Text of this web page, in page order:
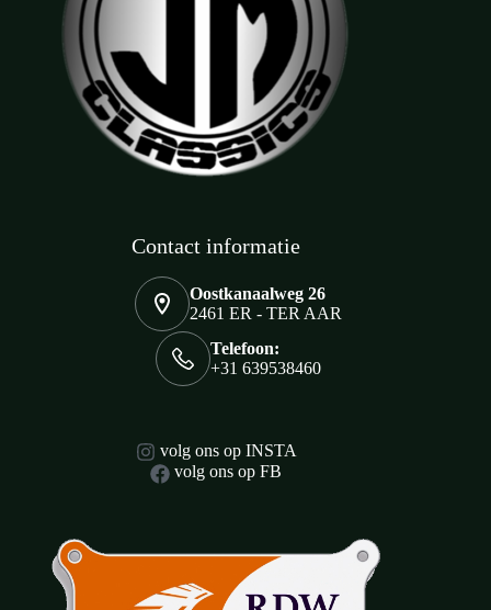
Contact informatie
Oostkanaalweg 26
2461 ER - TER AAR
Telefoon:
+31 639538460
volg ons op INSTA
volg ons op FB